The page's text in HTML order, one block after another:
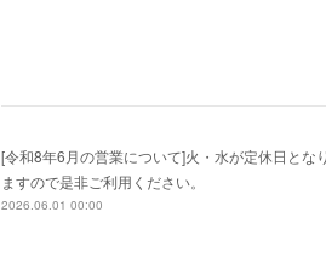
[令和8年6月の営業について]火・水が定休日とな
ますので是非ご利用ください。
2026.06.01 00:00